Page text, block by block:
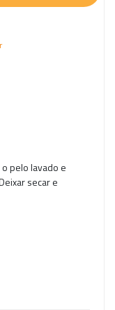
pelo lavado e
secar e